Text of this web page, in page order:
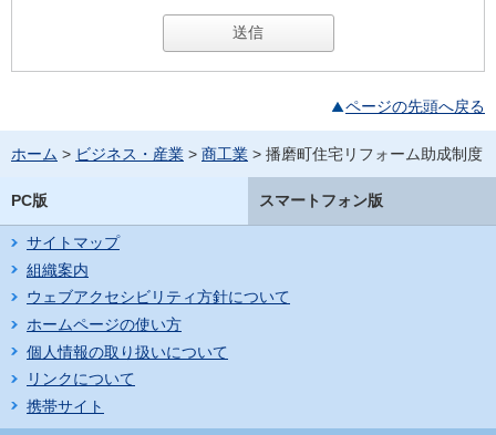
ページの先頭へ戻る
ホーム > ビジネス・産業 > 商工業 > 播磨町住宅リフォーム助成制度
PC版 スマートフォン版
サイトマップ
組織案内
ウェブアクセシビリティ方針について
ホームページの使い方
個人情報の取り扱いについて
リンクについて
携帯サイト